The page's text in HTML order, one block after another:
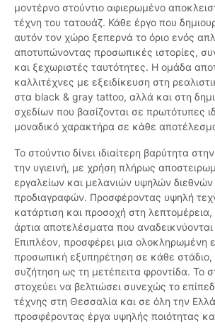
μοντέρνο στούντιο αφιερωμένο
τέχνη του τατουάζ. Κάθε έργο που
αυτόν τον χώρο ξεπερνά το όριο ενός
αποτυπώνοντας προσωπικές ιστορίες,
και ξεχωριστές ταυτότητες. Η ομάδα
καλλιτέχνες με εξειδίκευση στη
στα black & gray tattoo, αλλά και στη
σχεδίων που βασίζονται σε πρωτότυπες
μοναδικό χαρακτήρα σε κάθε
Το στούντιο δίνει ιδιαίτερη βαρύτητα
την υγιεινή, με χρήση πλήρως
εργαλείων και μελανιών υψηλών διεθνών
προδιαγραφών. Προσφέροντας υψηλή
κατάρτιση και προσοχή στη λεπτομέρεια,
άρτια αποτελέσματα που
Επιπλέον, προσφέρει μια ολοκληρωμένη
προσωπική εξυπηρέτηση σε κάθε στάδιο,
συζήτηση ως τη μετέπειτα φροντίδα. Το
στοχεύει να βελτιώσει συνεχώς το
τέχνης στη Θεσσαλία και σε όλη την
προσφέροντας έργα υψηλής ποιότητας